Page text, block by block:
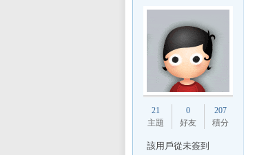
21
主題
0
好友
207
積分
該用戶從未簽到